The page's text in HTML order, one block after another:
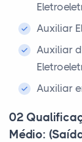
Auxiliar
Auxiliar
Auxiliar
02
Médio: